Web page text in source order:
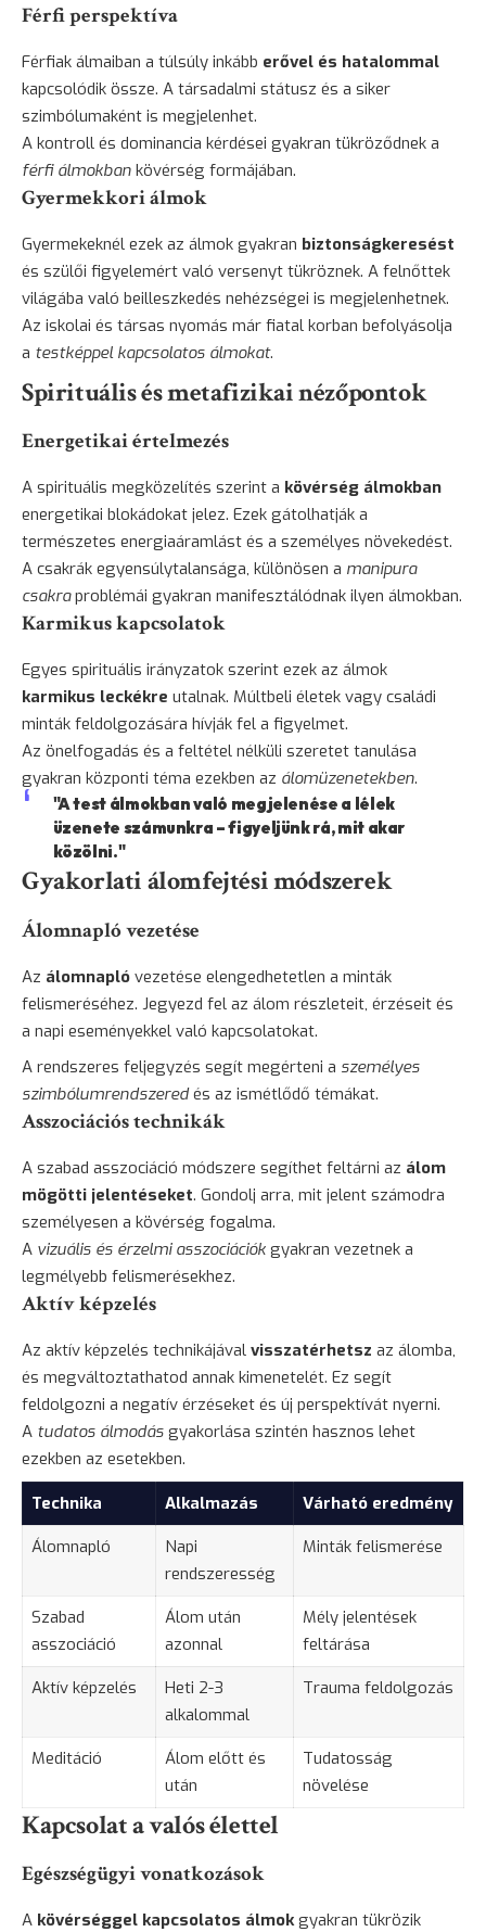
Férfi perspektíva
Férfiak álmaiban a túlsúly inkább erővel és hatalommal
kapcsolódik össze. A társadalmi státusz és a siker
szimbólumaként is megjelenhet.
A kontroll és dominancia kérdései gyakran tükröződnek a
férfi álmokban kövérség formájában.
Gyermekkori álmok
Gyermekeknél ezek az álmok gyakran biztonságkeresést
és szülői figyelemért való versenyt tükröznek. A felnőttek
világába való beilleszkedés nehézségei is megjelenhetnek.
Az iskolai és társas nyomás már fiatal korban befolyásolja
a testképpel kapcsolatos álmokat.
Spirituális és metafizikai nézőpontok
Energetikai értelmezés
A spirituális megközelítés szerint a kövérség álmokban
energetikai blokádokat jelez. Ezek gátolhatják a
természetes energiaáramlást és a személyes növekedést.
A csakrák egyensúlytalansága, különösen a manipura
csakraproblémái gyakran manifesztálódnak ilyen álmokban.
Karmikus kapcsolatok
Egyes spirituális irányzatok szerint ezek az álmok
karmikus leckékre utalnak. Múltbeli életek vagy családi
minták feldolgozására hívják fel a figyelmet.
Az önelfogadás és a feltétel nélküli szeretet tanulása
gyakran központi téma ezekben az álomüzenetekben.
"A test álmokban való megjelenése a lélek
üzenete számunkra – figyeljünk rá, mit akar
közölni."
Gyakorlati álomfejtési módszerek
Álomnapló vezetése
Az álomnapló vezetése elengedhetetlen a minták
felismeréséhez. Jegyezd fel az álom részleteit, érzéseit és
a napi eseményekkel való kapcsolatokat.
A rendszeres feljegyzés segít megérteni a személyes
szimbólumrendszeredés az ismétlődő témákat.
Asszociációs technikák
A szabad asszociáció módszere segíthet feltárni az álom
mögötti jelentéseket. Gondolj arra, mit jelent számodra
személyesen a kövérség fogalma.
A vizuális és érzelmi asszociációk gyakran vezetnek a
legmélyebb felismerésekhez.
Aktív képzelés
Az aktív képzelés technikájával visszatérhetsz az álomba,
és megváltoztathatod annak kimenetelét. Ez segít
feldolgozni a negatív érzéseket és új perspektívát nyerni.
A tudatos álmodás gyakorlása szintén hasznos lehet
ezekben az esetekben.
Technika Alkalmazás
Várható eredmény
Álomnapló
Napi
rendszeresség
Minták felismerése
Szabad
asszociáció
Álom után
azonnal
Mély jelentések
feltárása
Aktív képzelés
Heti 2-3
alkalommal
Trauma feldolgozás
Meditáció
Álom előtt és
után
Tudatosság
növelése
Kapcsolat a valós élettel
Egészségügyi vonatkozások
A kövérséggel kapcsolatos álmokgyakran tükrözik